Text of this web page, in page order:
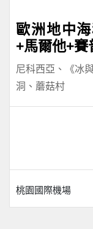
歐洲地中
+馬爾他+賽
尼科西亞、《冰
洞、蘑菇村
桃園國際機場